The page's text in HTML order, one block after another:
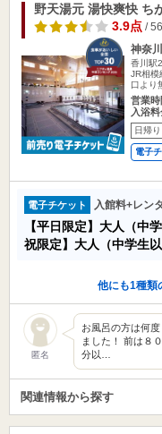
野天湯元 湯快爽快 ち
3.9点/
神奈
香川駅
JR相模
口より
営業
入浴
日帰り
電子
電子チケット 入館料+レン
【平日限定】大人（中
祝限定】大人（中学生以
他にも1種類
匿名
お風呂の方は何
ました！ 前は８
分以…
関連情報から探す